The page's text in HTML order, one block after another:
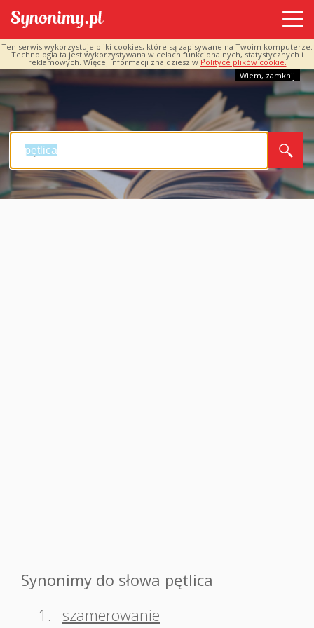
Ten serwis wykorzystuje pliki cookies, które są zapisywane na Twoim komputerze.
Technologia ta jest wykorzystywana w celach funkcjonalnych, statystycznych i
reklamowych. Więcej informacji znajdziesz w Polityce plików cookie.
Wiem, zamknij
Synonimy do słowa pętlica
1.
szamerowanie